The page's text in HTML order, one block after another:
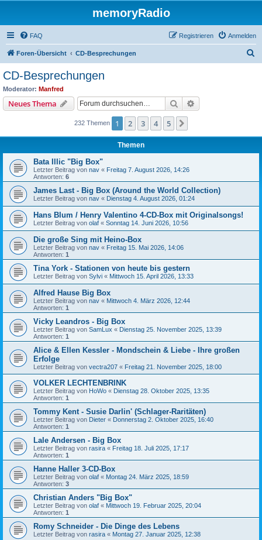
memoryRadio
FAQ Anmelden
Registrieren
Foren-Übersicht CD-Besprechungen
CD-Besprechungen
Moderator: Manfred
Neues Thema Suche
232 Themen 1 2 3 4 5
Themen
Bata Illic "Big Box"
Letzter Beitrag von nav « Freitag 7. August 2026, 14:26
Antworten: 6
James Last - Big Box (Around the World Collection)
Letzter Beitrag von nav « Dienstag 4. August 2026, 01:24
Hans Blum / Henry Valentino 4-CD-Box mit Originalsongs!
Letzter Beitrag von olaf « Sonntag 14. Juni 2026, 10:56
Die große Sing mit Heino-Box
Letzter Beitrag von nav « Freitag 15. Mai 2026, 14:06
Antworten: 1
Tina York - Stationen von heute bis gestern
Letzter Beitrag von Sylvi « Mittwoch 15. April 2026, 13:33
Alfred Hause Big Box
Letzter Beitrag von nav « Mittwoch 4. März 2026, 12:44
Antworten: 1
Vicky Leandros - Big Box
Letzter Beitrag von SamLux « Dienstag 25. November 2025, 13:39
Antworten: 1
Alice & Ellen Kessler - Mondschein & Liebe - Ihre großen
Erfolge
Letzter Beitrag von vectra207 « Freitag 21. November 2025, 18:00
VOLKER LECHTENBRINK
Letzter Beitrag von HoWo « Dienstag 28. Oktober 2025, 13:35
Antworten: 1
Tommy Kent - Susie Darlin' (Schlager-Raritäten)
Letzter Beitrag von Dieter « Donnerstag 2. Oktober 2025, 16:40
Antworten: 1
Lale Andersen - Big Box
Letzter Beitrag von rasira « Freitag 18. Juli 2025, 17:17
Antworten: 1
Hanne Haller 3-CD-Box
Letzter Beitrag von olaf « Montag 24. März 2025, 18:59
Antworten: 3
Christian Anders "Big Box"
Letzter Beitrag von olaf « Mittwoch 19. Februar 2025, 20:04
Antworten: 1
Romy Schneider - Die Dinge des Lebens
Letzter Beitrag von rasira « Montag 27. Januar 2025, 12:38